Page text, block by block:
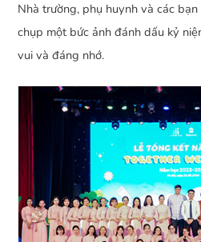
Nhà trường, phụ huynh và các
chụp một bức ảnh đánh dấu kỷ
vui và đáng nhớ.